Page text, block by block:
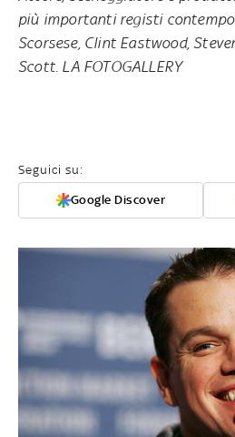
più importanti registi
Scorsese, Clint Eastwood,
Scott. LA FOTOGALLERY
Seguici su:
Google Discover